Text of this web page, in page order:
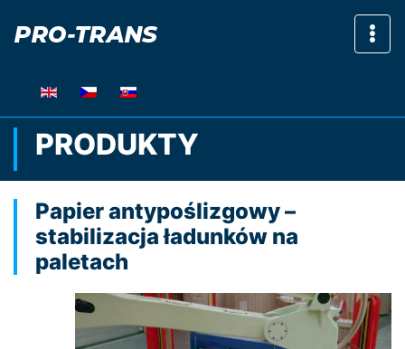
PRODUKTY
Papier antypoślizgowy –
stabilizacja ładunków na
paletach